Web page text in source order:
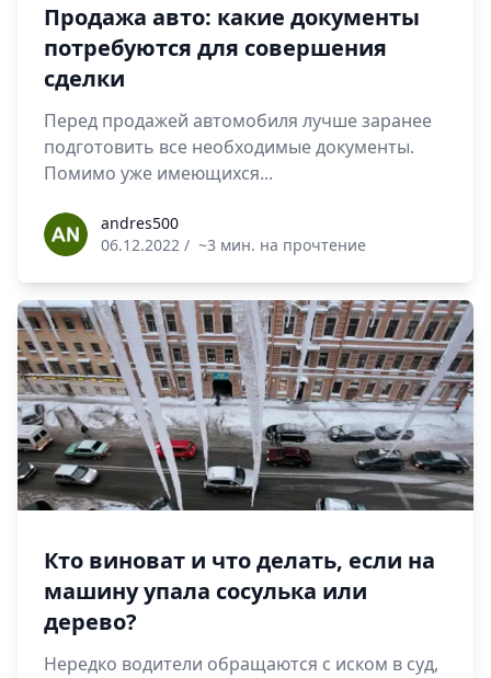
Продажа авто: какие документы
потребуются для совершения
сделки
Перед продажей автомобиля лучше заранее
подготовить все необходимые документы.
Помимо уже имеющихся...
andres500andres500
06.12.2022 / ~3 мин. на прочтение
Кто виноват и что делать, если на
машину упала сосулька или
дерево?
Нередко водители обращаются с иском в суд,